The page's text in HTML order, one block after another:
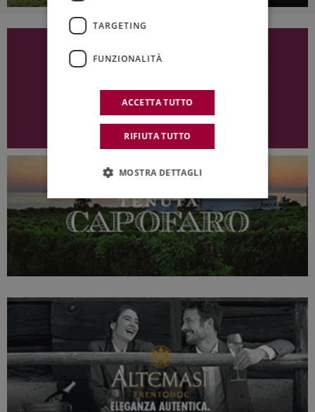
TARGETING
FUNZIONALITÀ
ACCETTA TUTTO
RIFIUTA TUTTO
MOSTRA DETTAGLI